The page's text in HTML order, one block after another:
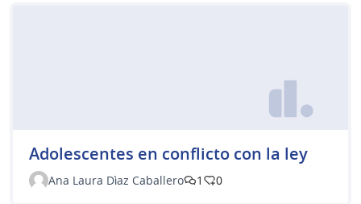
Adolescentes en conflicto con la ley
Ana Laura Dìaz Caballero 1 0